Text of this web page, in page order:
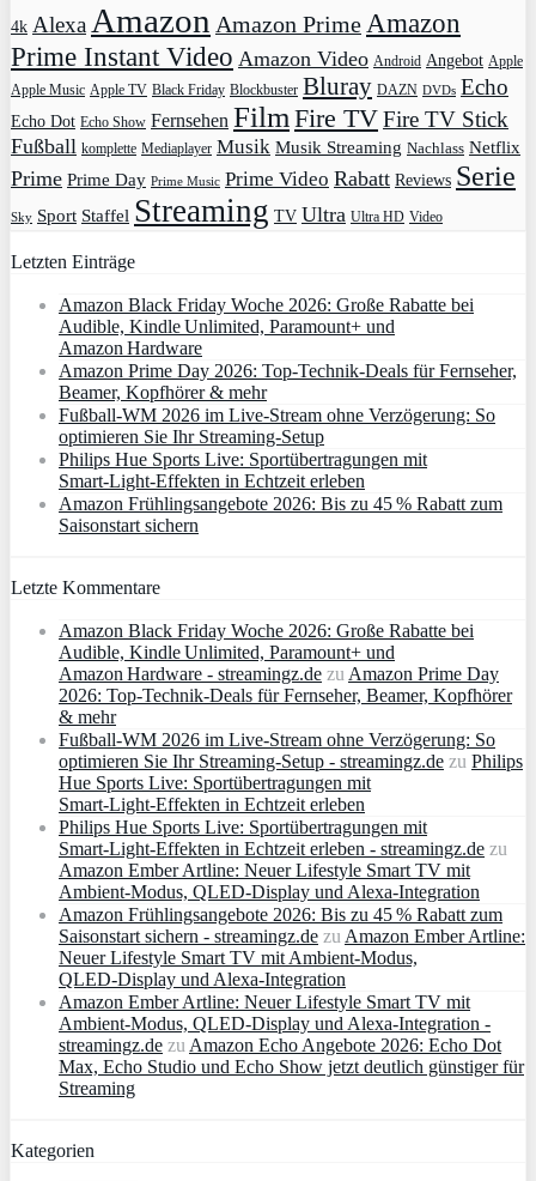
4k Alexa Amazon Amazon PrimeAmazon
Prime Instant Video Amazon Video Android Angebot Apple
Apple Music Apple TV Black Friday Blockbuster Bluray DAZN DVDs Echo
Echo Dot Echo Show Fernsehen Film Fire TVFire TV Stick
Fußball komplette Mediaplayer Musik Musik Streaming Nachlass Netflix
Prime Prime Day Prime Music Prime Video Rabatt Reviews Serie
Sky Sport Staffel Streaming TV Ultra Ultra HD Video
Letzten Einträge
Amazon Black Friday Woche 2026: Große Rabatte bei
Audible, Kindle Unlimited, Paramount+ und
Amazon Hardware
Amazon Prime Day 2026: Top-Technik-Deals für Fernseher,
Beamer, Kopfhörer & mehr
Fußball-WM 2026 im Live-Stream ohne Verzögerung: So
optimieren Sie Ihr Streaming-Setup
Philips Hue Sports Live: Sportübertragungen mit
Smart‑Light‑Effekten in Echtzeit erleben
Amazon Frühlingsangebote 2026: Bis zu 45 % Rabatt zum
Saisonstart sichern
Letzte Kommentare
Amazon Black Friday Woche 2026: Große Rabatte bei
Audible, Kindle Unlimited, Paramount+ und
Amazon Hardware - streamingz.de zu Amazon Prime Day
2026: Top-Technik-Deals für Fernseher, Beamer, Kopfhörer
& mehr
Fußball-WM 2026 im Live-Stream ohne Verzögerung: So
optimieren Sie Ihr Streaming-Setup - streamingz.de zu Philips
Hue Sports Live: Sportübertragungen mit
Smart‑Light‑Effekten in Echtzeit erleben
Philips Hue Sports Live: Sportübertragungen mit
Smart‑Light‑Effekten in Echtzeit erleben - streamingz.de zu
Amazon Ember Artline: Neuer Lifestyle Smart TV mit
Ambient‑Modus, QLED‑Display und Alexa‑Integration
Amazon Frühlingsangebote 2026: Bis zu 45 % Rabatt zum
Saisonstart sichern - streamingz.de zu Amazon Ember Artline:
Neuer Lifestyle Smart TV mit Ambient‑Modus,
QLED‑Display und Alexa‑Integration
Amazon Ember Artline: Neuer Lifestyle Smart TV mit
Ambient‑Modus, QLED‑Display und Alexa‑Integration -
streamingz.de zu Amazon Echo Angebote 2026: Echo Dot
Max, Echo Studio und Echo Show jetzt deutlich günstiger für
Streaming
Kategorien